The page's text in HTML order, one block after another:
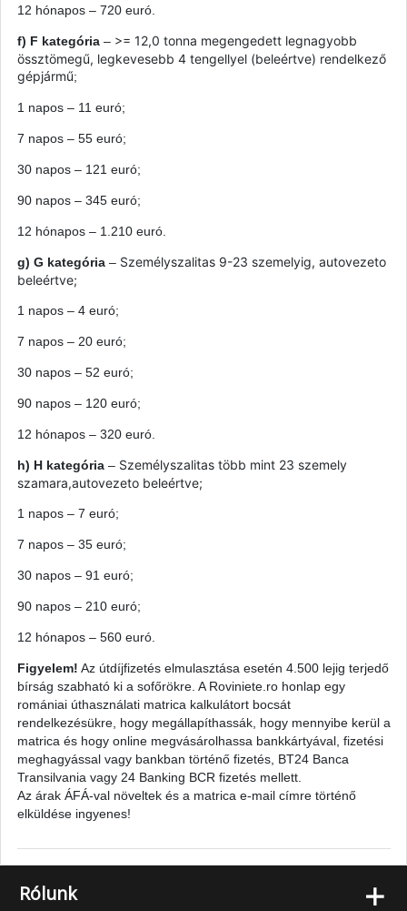
12 hónapos – 720 euró.
f) F kategória– >= 12,0 tonna megengedett legnagyobb
össztömegű, legkevesebb 4 tengellyel (beleértve) rendelkező
gépjármű;
1 napos – 11 euró;
7 napos – 55 euró;
30 napos – 121 euró;
90 napos – 345 euró;
12 hónapos – 1.210 euró.
g) G kategória– Személyszalitas 9-23 szemelyig, autovezeto
beleértve;
1 napos – 4 euró;
7 napos – 20 euró;
30 napos – 52 euró;
90 napos – 120 euró;
12 hónapos – 320 euró.
h) H kategória– Személyszalitas több mint 23 szemely
szamara,autovezeto beleértve;
1 napos – 7 euró;
7 napos – 35 euró;
30 napos – 91 euró;
90 napos – 210 euró;
12 hónapos – 560 euró.
Figyelem! Az útdíjfizetés elmulasztása esetén 4.500 lejig terjedő
bírság szabható ki a sofőrökre. A Roviniete.ro honlap egy
romániai úthasználati matrica kalkulátort bocsát
rendelkezésükre, hogy megállapíthassák, hogy mennyibe kerül a
matrica és hogy online megvásárolhassa bankkártyával, fizetési
meghagyással vagy bankban történő fizetés, BT24 Banca
Transilvania vagy 24 Banking BCR fizetés mellett.
Az árak ÁFÁ-val növeltek és a matrica e-mail címre történő
elküldése ingyenes!
Rólunk +